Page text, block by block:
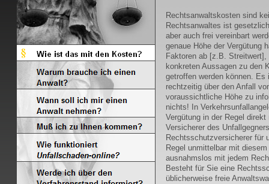
Rechtsanwaltskosten sind
Rechtsanwaltes ist
aber auch frei vereinbart
genaue Höhe der Vergütung
Faktoren ab [z.B.
konkreten Aussagen zu den
getroffen werden können.
rechtzeitig über den Anfall
voraussichtliche Höhe zu
nichts! In
Vergütung in der Regel
Versicherer des
Rechtsschutzversicherer für
Regel unmittelbar mit
ausnahmslos mit jedem
Besteht für Sie eine
üblicherweise freie